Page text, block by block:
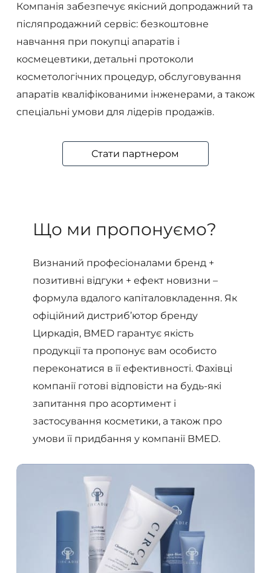
Компанія забезпечує якісний допродажний та
післяпродажний сервіс: безкоштовне
навчання при покупці апаратів і
космецевтики, детальні протоколи
косметологічних процедур, обслуговування
апаратів кваліфікованими інженерами, а також
спеціальні умови для лідерів продажів.
Стати партнером
Що ми пропонуємо?
Визнаний професіоналами бренд +
позитивні відгуки + ефект новизни –
формула вдалого капіталовкладення. Як
офіційний дистриб’ютор бренду
Циркадія, BMED гарантує якість
продукції та пропонує вам особисто
переконатися в її ефективності. Фахівці
компанії готові відповісти на будь-які
запитання про асортимент і
застосування косметики, а також про
умови її придбання у компанії BMED.